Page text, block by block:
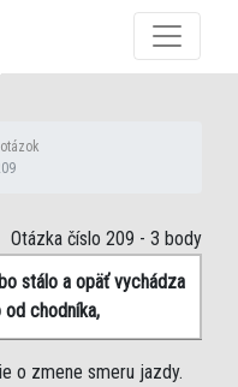
Otázka číslo 209 - 3 body
stálo a opäť vychádza
chodníka,
o zmene smeru jazdy.